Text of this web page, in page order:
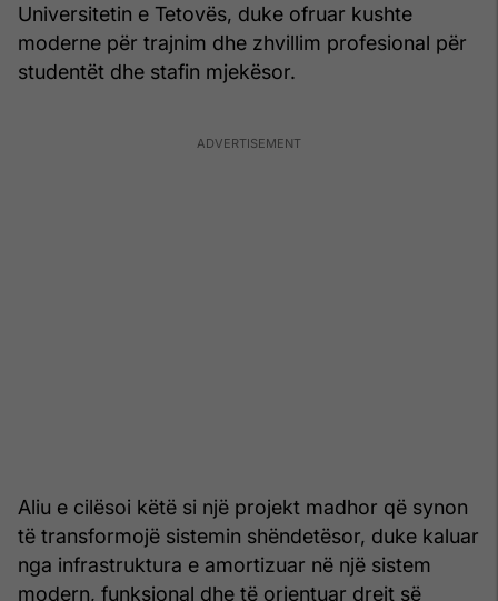
Universitetin e Tetovës, duke ofruar kushte
moderne për trajnim dhe zhvillim profesional për
studentët dhe stafin mjekësor.
Aliu e cilësoi këtë si një projekt madhor që synon
të transformojë sistemin shëndetësor, duke kaluar
nga infrastruktura e amortizuar në një sistem
modern, funksional dhe të orientuar drejt së